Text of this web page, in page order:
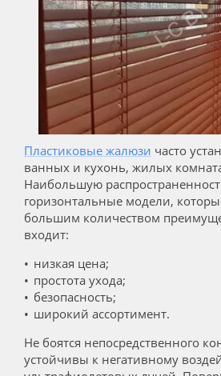
Пластиковые жалюзи часто
ванных и кухонь, жилых
Наибольшую
горизонтальные модели,
большим количеством
входит:
низкая цена;
простота ухода;
безопасность;
широкий ассортимент.
Не боятся непосредственного
устойчивы к негативному